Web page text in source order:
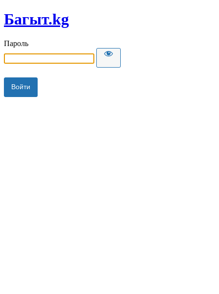
Багыт.kg
Пароль